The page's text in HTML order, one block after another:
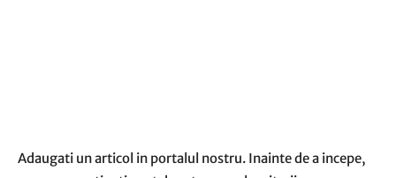
Adaugati un articol in portalul nostru. Inainte de a incepe,